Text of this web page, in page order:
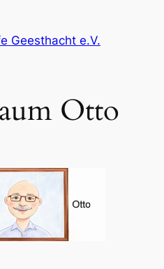
Geesthacht e.V.
Otto